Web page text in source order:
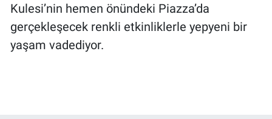
Kulesi’nin hemen önündeki Piazza’da
gerçekleşecek renkli etkinliklerle yepyeni bir
yaşam vadediyor.